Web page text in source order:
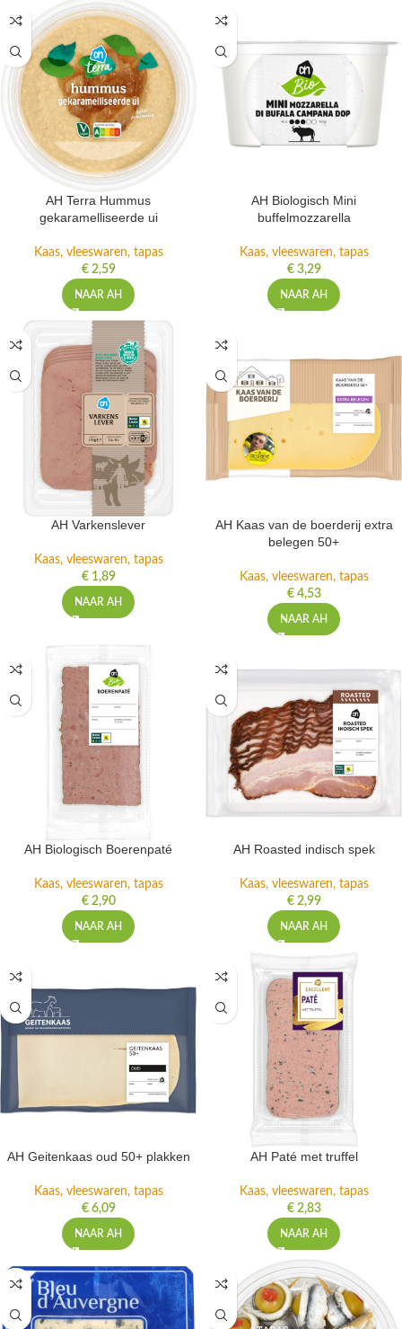
AH Terra Hummus
gekaramelliseerde ui
Kaas, vleeswaren, tapas
€2,59
NAAR AH
AH Biologisch Mini
buffelmozzarella
Kaas, vleeswaren, tapas
€3,29
NAAR AH
AH Varkenslever
Kaas, vleeswaren, tapas
€1,89
NAAR AH
AH Kaas van de boerderij extra
belegen 50+
Kaas, vleeswaren, tapas
€4,53
NAAR AH
AH Biologisch Boerenpaté
Kaas, vleeswaren, tapas
€2,90
NAAR AH
AH Roasted indisch spek
Kaas, vleeswaren, tapas
€2,99
NAAR AH
AH Geitenkaas oud 50+ plakken
Kaas, vleeswaren, tapas
€6,09
NAAR AH
AH Paté met truffel
Kaas, vleeswaren, tapas
€2,83
NAAR AH